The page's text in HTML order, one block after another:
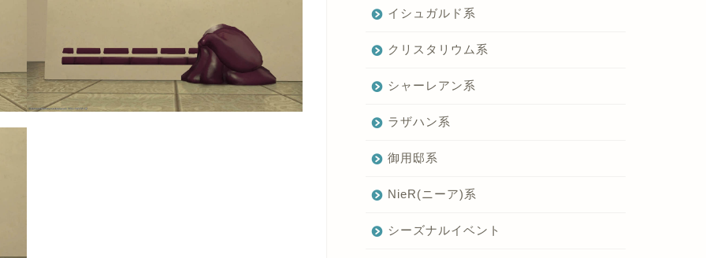
イシュガルド系
クリスタリウム系
シャーレアン系
ラザハン系
御用邸系
NieR(ニーア)系
シーズナルイベント